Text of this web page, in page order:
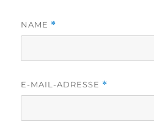
NAME *
E-MAIL-ADRESSE *